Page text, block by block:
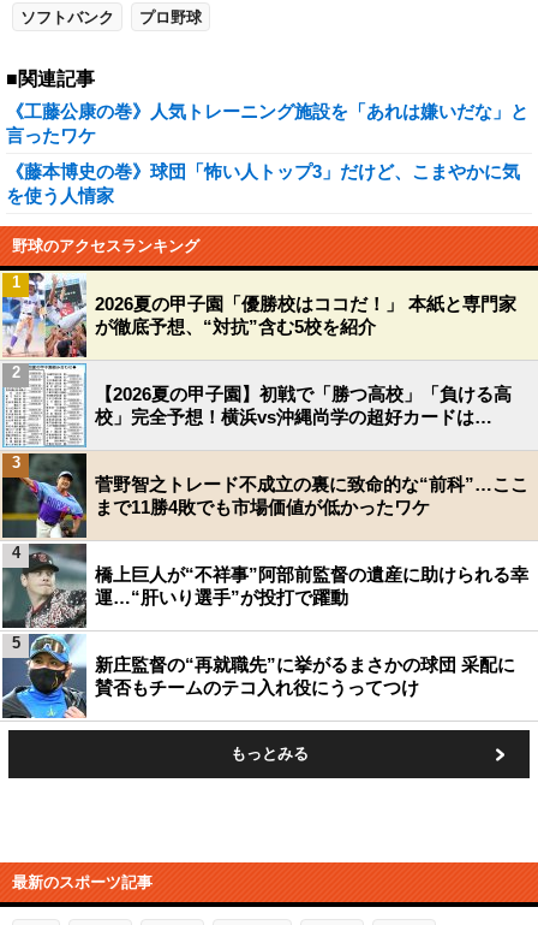
ソフトバンク プロ野球
■関連記事
《工藤公康の巻》人気トレーニング施設を「あれは嫌いだな」と
言ったワケ
《藤本博史の巻》球団「怖い人トップ3」だけど、こまやかに気
を使う人情家
野球のアクセスランキング
2026夏の甲子園「優勝校はココだ！」 本紙と専門家
が徹底予想、“対抗”含む5校を紹介
1
【2026夏の甲子園】初戦で「勝つ高校」「負ける高
校」完全予想！横浜vs沖縄尚学の超好カードは…
2
菅野智之トレード不成立の裏に致命的な“前科”…ここ
まで11勝4敗でも市場価値が低かったワケ
3
橋上巨人が“不祥事”阿部前監督の遺産に助けられる幸
運…“肝いり選手”が投打で躍動
4
新庄監督の“再就職先”に挙がるまさかの球団 采配に
賛否もチームのテコ入れ役にうってつけ
5
もっとみる
最新のスポーツ記事